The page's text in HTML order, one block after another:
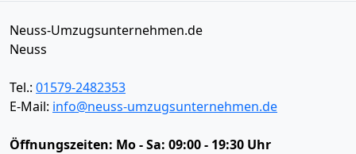
Neuss-Umzugsunternehmen.de
Neuss
Tel.: 01579-2482353
E-Mail: info@neuss-umzugsunternehmen.de
Öffnungszeiten: Mo - Sa: 09:00 - 19:30 Uhr